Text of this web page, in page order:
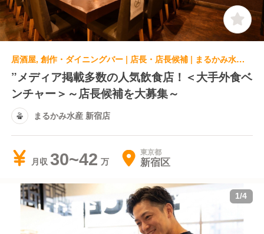
居酒屋, 創作・ダイニングバー | 店長・店長候補 | まるかみ水産 新宿店
”メディア掲載多数の人気飲食店！＜大手外食ベ
ンチャー＞～店長候補を大募集～
まるかみ水産 新宿店
月収 30~42 東京都
新宿区
1/4